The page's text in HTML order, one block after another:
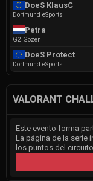
DoeS KlausC
Dortmund eSports
Petra
G2 Gozen
DoeS Protection
Dortmund eSports
VALORANT
Este evento forma
La página de la serie
los puntos del